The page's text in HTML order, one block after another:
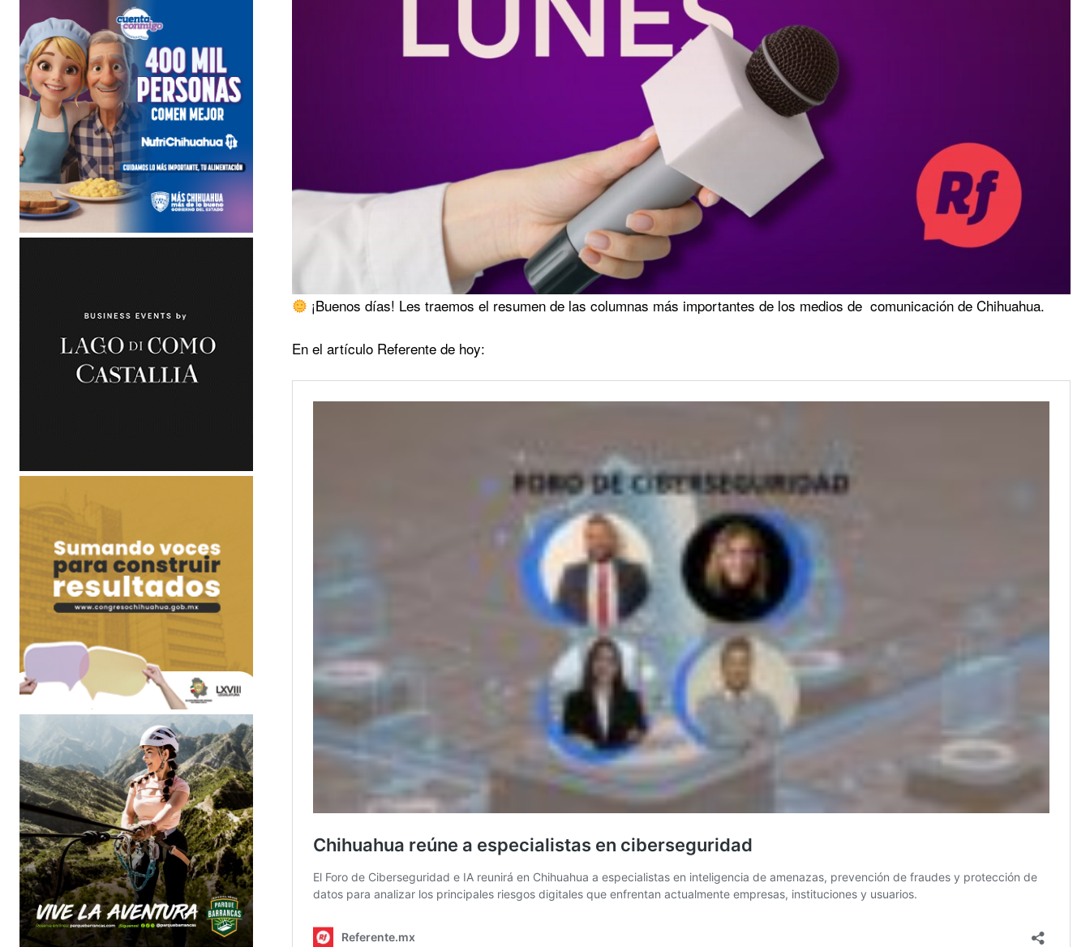
¡Buenos días! Les traemos el resumen de las columnas más importantes de los medios de comunicación de Chihuahua.
En el artículo Referente de hoy: